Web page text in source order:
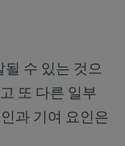
수 있는 것으
또 다른 일부
과 기여 요인은